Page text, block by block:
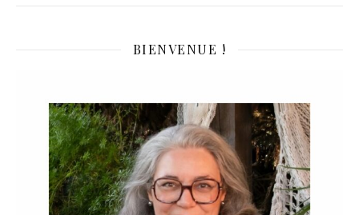
BIENVENUE !